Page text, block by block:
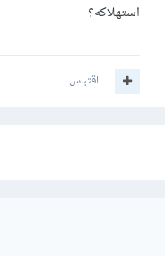
استهلاكه؟
اقتباس